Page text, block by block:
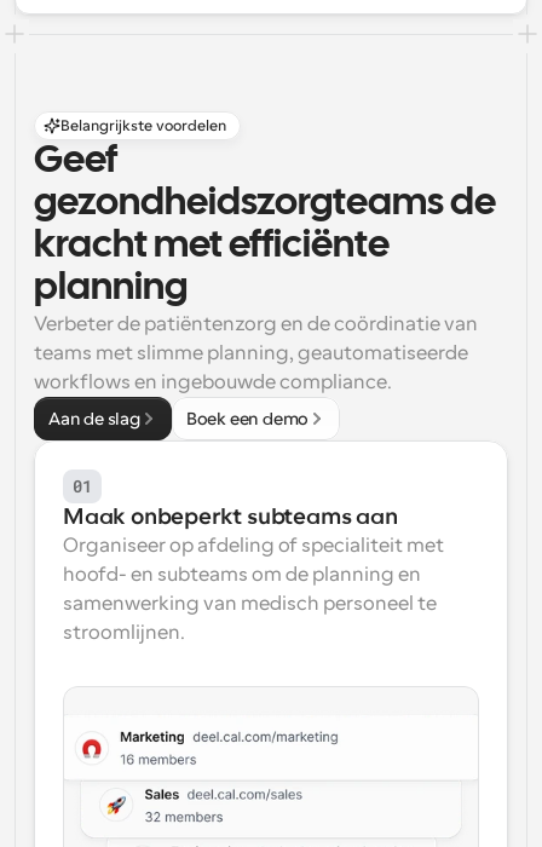
Belangrijkste voordelen
Geef
gezondheidszorgteams de
kracht met efficiënte
planning
Verbeter de patiëntenzorg en de coördinatie van
teams met slimme planning, geautomatiseerde
workflows en ingebouwde compliance.
Aan de slag Boek een demo
01
Maak onbeperkt subteams aan
Organiseer op afdeling of specialiteit met
hoofd- en subteams om de planning en
samenwerking van medisch personeel te
stroomlijnen.